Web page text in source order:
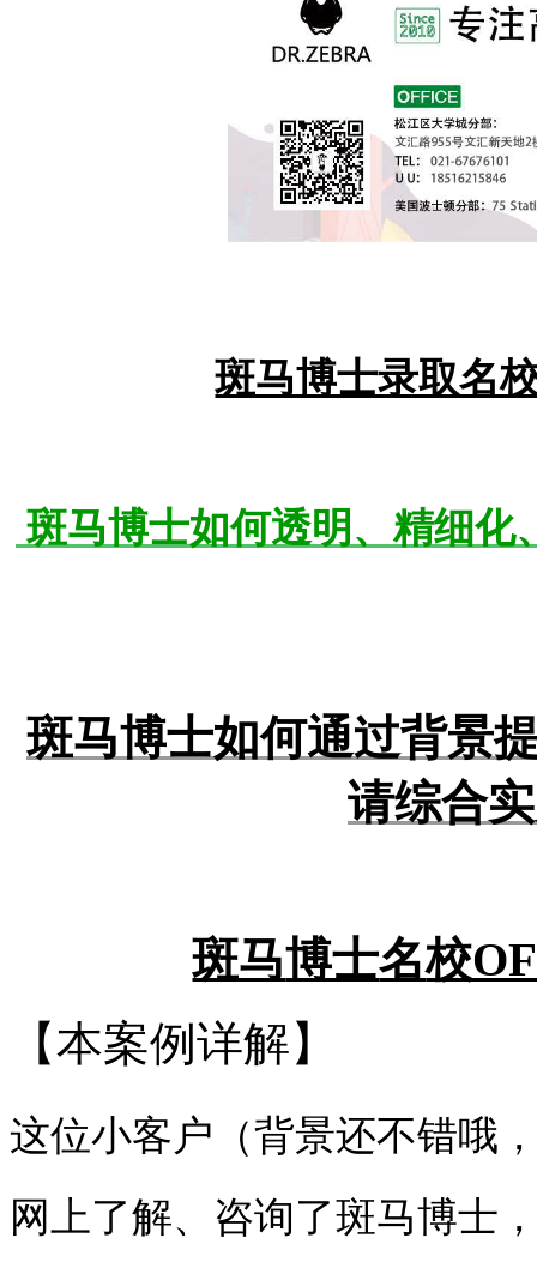
斑马博士录取名
斑马博士如何透明、精细
斑马博士如何通过背景
请综合
斑马博士名校OF
【本案例详解】
这位小客户（背景还不错哦
网上了解、咨询了斑马博士